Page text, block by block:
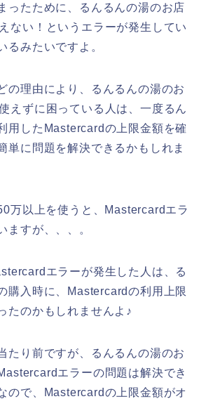
ったために、るんるんの湯のお店
ない！というエラーが発生してい
るみたいですよ。
の理由により、るんるんの湯のお
えずに困っている人は、一度るん
用したMastercardの上限金額を確
単に問題を解決できるかもしれま
万以上を使うと、Mastercardエラ
ますが、、、。
エラーが発生した人は、る
購入時に、Mastercardの利用上限
たのかもしれませんよ♪
たり前ですが、るんるんの湯のお
エラーの問題は解決でき
ので、Mastercardの上限金額がオ